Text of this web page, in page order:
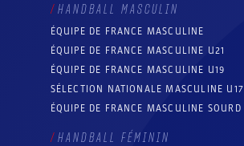
HANDBALL MASCULIN
ÉQUIPE DE FRANCE MASCULINE
ÉQUIPE DE FRANCE MASCULINE U21
ÉQUIPE DE FRANCE MASCULINE U19
SÉLECTION NATIONALE MASCULINE U17
ÉQUIPE DE FRANCE MASCULINE SOURD
HANDBALL FÉMININ